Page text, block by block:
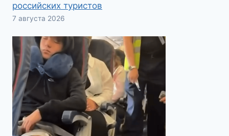
российских туристов
7 августа 2026